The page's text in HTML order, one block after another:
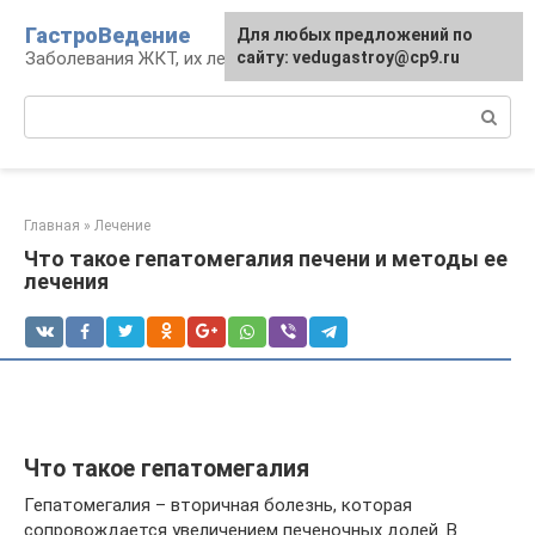
контенту
ГастроВедение
Заболевания ЖКТ, их лечение и профилактика
Главная » Лечение
Что такое гепатомегалия печени и методы ее
лечения
Что такое гепатомегалия
Гепатомегалия – вторичная болезнь, которая
сопровождается увеличением печеночных долей. В
Для любых предложений по
сайту: vedugastroy@cp9.ru